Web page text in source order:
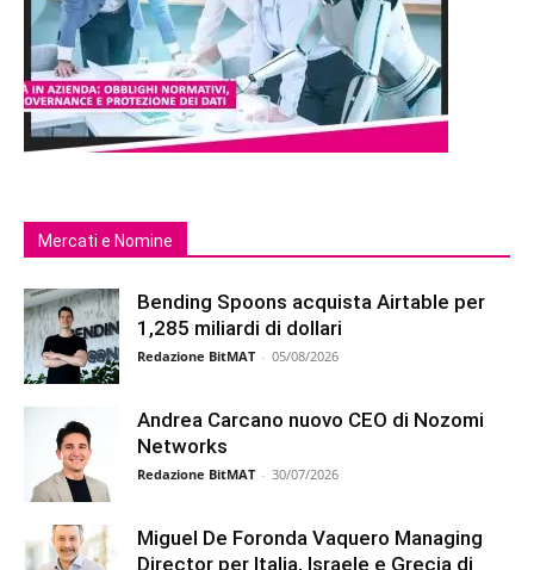
Mercati e Nomine
Bending Spoons acquista Airtable per
1,285 miliardi di dollari
Redazione BitMAT - 05/08/2026
Andrea Carcano nuovo CEO di Nozomi
Networks
Redazione BitMAT - 30/07/2026
Miguel De Foronda Vaquero Managing
Director per Italia, Israele e Grecia di